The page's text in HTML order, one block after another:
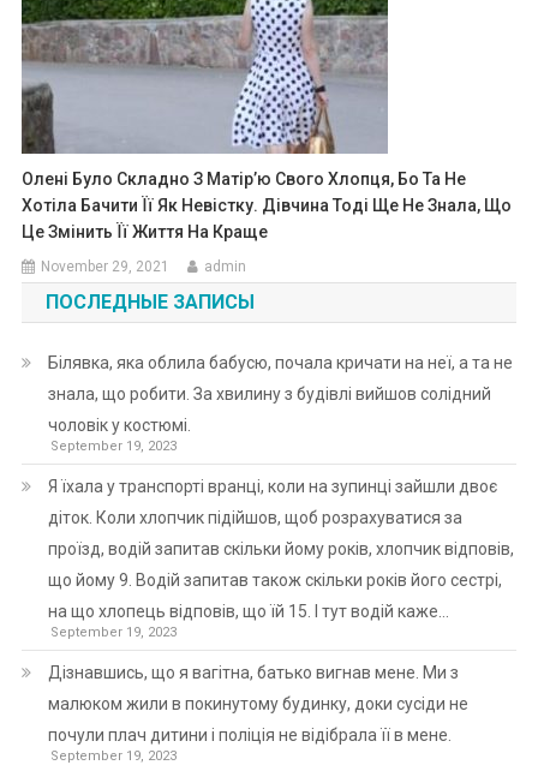
Олені Було Складно З Матір’ю Свого Хлопця, Бо Та Не
Хотіла Бачити Її Як Невістку. Дівчина Тоді Ще Не Знала, Що
Це Змінить Її Життя На Краще
November 29, 2021 admin
ПОСЛЕДНЫЕ ЗАПИСЫ
Білявка, яка облила бабусю, почала кричати на неї, а та не
знала, що робити. За хвилину з будівлі вийшов солідний
чоловік у костюмі.
September 19, 2023
Я їхала у транспорті вранці, коли на зупинці зайшли двоє
діток. Коли хлопчик підійшов, щоб розрахуватися за
проїзд, водій запитав скільки йому років, хлопчик відповів,
що йому 9. Водій запитав також скільки років його сестрі,
на що хлопець відповів, що їй 15. І тут водій каже…
September 19, 2023
Дізнавшись, що я вагітна, батько вигнав мене. Ми з
малюком жили в покинутому будинку, доки сусіди не
почули плач дитини і поліція не відібрала її в мене.
September 19, 2023